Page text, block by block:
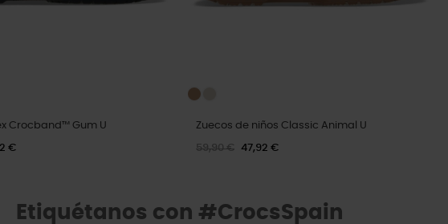
Crocband™ Gum U
€
Zuecos de niños Classic Animal U
59,90 € 47,92 €
Etiquétanos con #CrocsSpain